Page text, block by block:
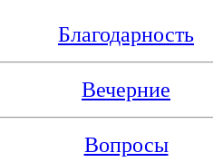
Благодарность
Вечерние
Вопросы